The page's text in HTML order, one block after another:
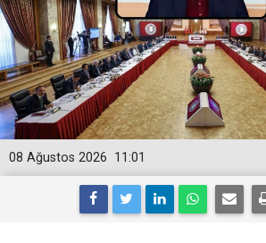
11:01
08 Ağustos 2026